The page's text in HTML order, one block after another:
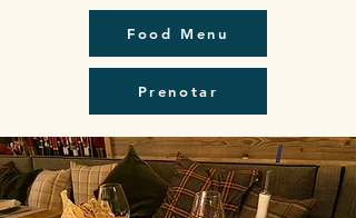
Food Menu
Prenotar